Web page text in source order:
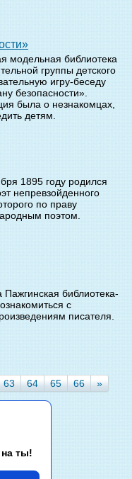
модельная библиотека
группы детского
игру-беседу
безопасности».
была о незнакомцах,
детям.
1895 году родился
непревзойденного
по праву
поэтом.
библиотека-
с
писателя.
63 64 65 66 »
ты!